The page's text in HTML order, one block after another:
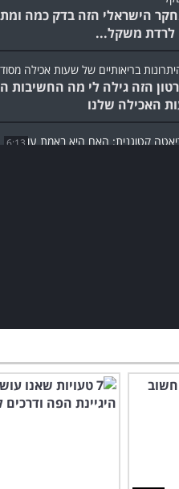
הישראלי הזה בדק כמה
לרדת משקל...
הזה גילה לי מה החשיבות
האכילה שלנו
6:13
הרזיה?
הטיפ הקטן
פחות
כדאי לנסות!